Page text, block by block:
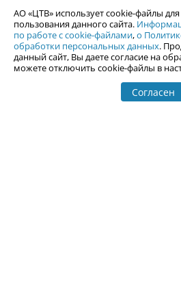
По вопросам размещения информации
afisha@uralweb.ru
Пользовательское соглашение на
Политика АО «ЦТВ» в отношении
АО «ЦТВ» использует cookie-файлы
пользования данного сайта.
по работе с cookie-файлами,о
обработки персональных данных.
данный сайт, Вы даете согласие на
можете отключить cookie-файлы в
Согласен